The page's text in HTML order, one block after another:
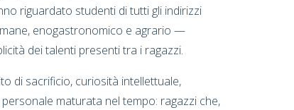
riguardato studenti di tutti gli indirizzi
enogastronomico e agrario —
dei talenti presenti tra i ragazzi.
di sacrificio, curiosità intellettuale,
maturata nel tempo: ragazzi che,